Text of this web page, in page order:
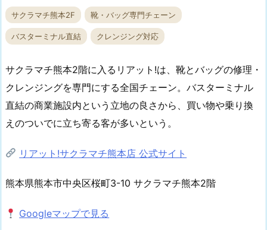
サクラマチ熊本2F 靴・バッグ専門チェーン
バスターミナル直結 クレンジング対応
サクラマチ熊本2階に入るリアット!は、靴とバッグの修理・
クレンジングを専門にする全国チェーン。バスターミナル
直結の商業施設内という立地の良さから、買い物や乗り換
えのついでに立ち寄る客が多いという。
リアット!サクラマチ熊本店 公式サイト
熊本県熊本市中央区桜町3-10 サクラマチ熊本2階
Googleマップで見る